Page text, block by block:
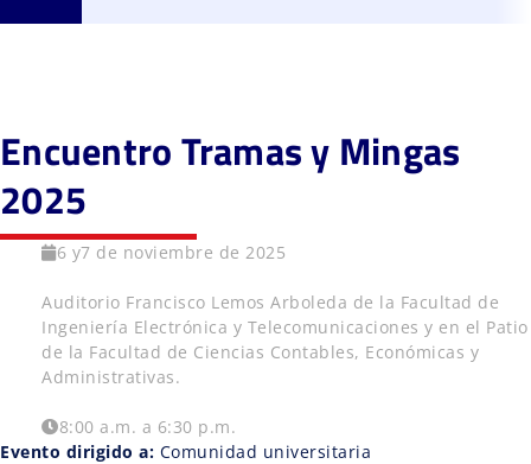
Encuentro Tramas y Mingas
2025
6 y7 de noviembre de 2025
Auditorio Francisco Lemos Arboleda de la Facultad de
Ingeniería Electrónica y Telecomunicaciones y en el Patio
de la Facultad de Ciencias Contables, Económicas y
Administrativas.
8:00 a.m. a 6:30 p.m.
Evento dirigido a: Comunidad universitaria